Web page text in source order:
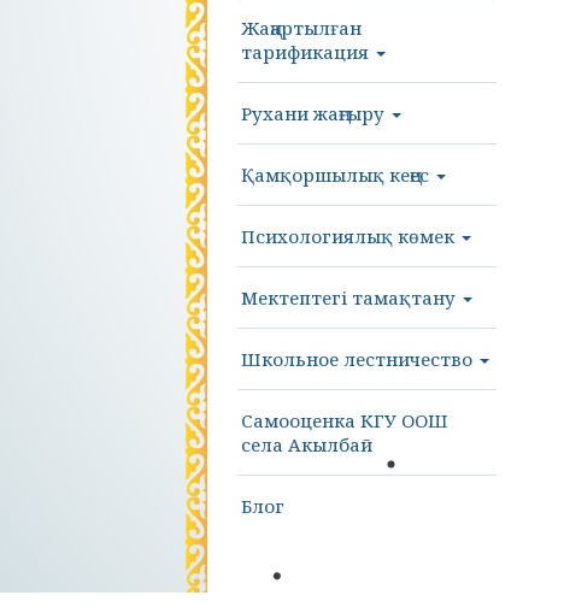
Жаңартылған
тарификация
Рухани жаңғыру
Қамқоршылық кеңес
Психологиялық көмек
Мектептегі тамақтану
Школьное лестничество
Самооценка КГУ ООШ
села Акылбай
Блог